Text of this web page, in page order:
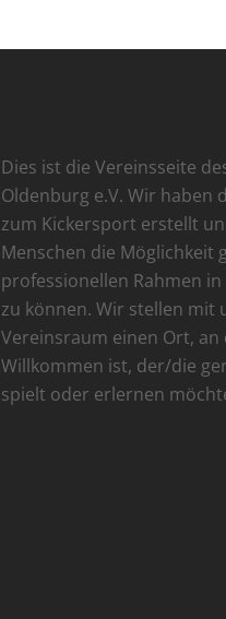
Dies ist die Vereinsseite
Oldenburg e.V. Wir haben
zum Kickersport erstellt
Menschen die Möglichkeit
professionellen Rahmen
zu können. Wir stellen mit
Vereinsraum einen Ort,
Willkommen ist, der/die
spielt oder erlernen